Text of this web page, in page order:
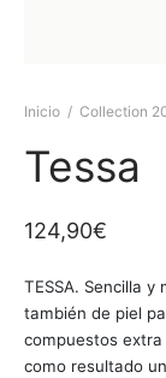
Inicio / Collection
Tessa
124,90€
TESSA. Sencilla
también de piel
compuestos
como resultado